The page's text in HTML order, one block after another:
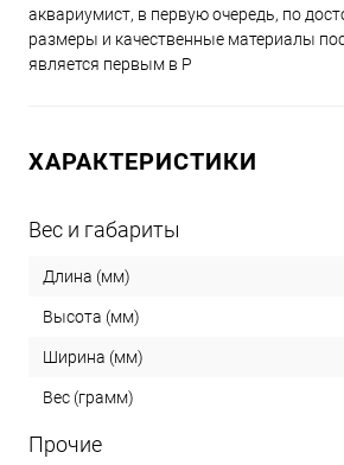
аквариумист, в первую очередь, по
размеры и качественные материалы
является первым в Р
ХАРАКТЕРИСТИКИ
Вес и габариты
Длина (мм)
Высота (мм)
Ширина (мм)
Вес (грамм)
Прочие